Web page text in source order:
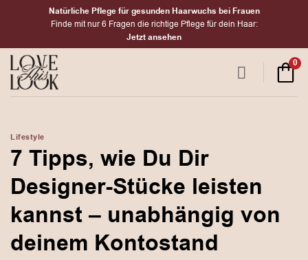
Natürliche Pflege für gesunden Haarwuchs bei Frauen
Finde mit nur 6 Fragen die richtige Pflege für dein Haar:
Jetzt ansehen
0
Lifestyle
7 Tipps, wie Du Dir
Designer-Stücke leisten
kannst – unabhängig von
deinem Kontostand